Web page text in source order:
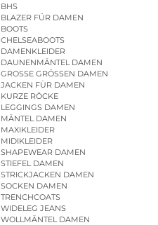
BHS
BLAZER FÜR DAMEN
BOOTS
CHELSEABOOTS
DAMENKLEIDER
DAUNENMÄNTEL DAMEN
GROSSE GRÖSSEN DAMEN
JACKEN FÜR DAMEN
KURZE RÖCKE
LEGGINGS DAMEN
MÄNTEL DAMEN
MAXIKLEIDER
MIDIKLEIDER
SHAPEWEAR DAMEN
STIEFEL DAMEN
STRICKJACKEN DAMEN
SOCKEN DAMEN
TRENCHCOATS
WIDELEG JEANS
WOLLMÄNTEL DAMEN